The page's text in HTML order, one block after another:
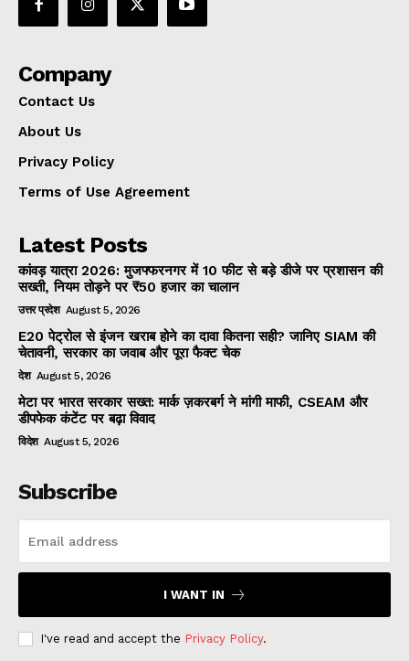
Company
Contact Us
About Us
Privacy Policy
Terms of Use Agreement
Latest Posts
कांवड़ यात्रा 2026: मुजफ्फरनगर में 10 फीट से बड़े डीजे पर प्रशासन की
सख्ती, नियम तोड़ने पर ₹50 हजार का चालान
उत्तर प्रदेश August 5, 2026
E20 पेट्रोल से इंजन खराब होने का दावा कितना सही? जानिए SIAM की
चेतावनी, सरकार का जवाब और पूरा फैक्ट चेक
देश August 5, 2026
मेटा पर भारत सरकार सख्त: मार्क ज़करबर्ग ने मांगी माफी, CSEAM और
डीपफेक कंटेंट पर बढ़ा विवाद
विदेश August 5, 2026
Subscribe
I WANT IN
I've read and accept the Privacy Policy.